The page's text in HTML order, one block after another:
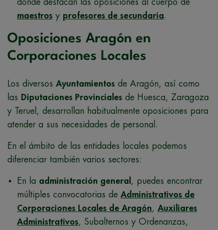
donde destacan las oposiciones al cuerpo de
maestros y profesores de secundaria.
Oposiciones Aragón en
Corporaciones Locales
Los diversos Ayuntamientos de Aragón, así como
las Diputaciones Provinciales de Huesca, Zaragoza
y Teruel, desarrollan habitualmente oposiciones para
atender a sus necesidades de personal.
En el ámbito de las entidades locales podemos
diferenciar también varios sectores:
En la administración general , puedes encontrar
múltiples convocatorias de Administrativos de
Corporaciones Locales de Aragón, Auxiliares
Administrativos, Subalternos y Ordenanzas,